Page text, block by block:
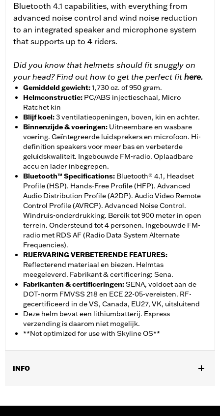
Bluetooth 4.1 capabilities, with everything from
advanced noise control and wind noise reduction
to an integrated speaker and microphone system
that supports up to 4 riders.
Did you know that helmets should fit snuggly on
your head? Find out how to get the perfect fit here.
Gemiddeld gewicht:1,730 oz. of 950 gram.
Helmconstructie: PC/ABS injectieschaal, Micro
Ratchet kin
Blijf koel:3 ventilatieopeningen, boven, kin en achter.
Binnenzijde & voeringen: Uitneembare en wasbare
voering. Geïntegreerde luidsprekers en microfoon. Hi-
definition speakers voor meer bas en verbeterde
geluidskwaliteit. Ingebouwde FM-radio. Oplaadbare
accu en lader inbegrepen.
Bluetooth™ Specifications: Bluetooth® 4.1, Headset
Profile (HSP). Hands-Free Profile (HFP). Advanced
Audio Distribution Profile (A2DP). Audio Video Remote
Control Profile (AVRCP). Advanced Noise Control.
Windruis-onderdrukking. Bereik tot 900 meter in open
terrein. Ondersteund tot 4 personen. Ingebouwde FM-
radio met RDS AF (Radio Data System Alternate
Frequencies).
RIJERVARING VERBETERENDE FEATURES:
Reflecterend materiaal en biezen. Helmtas
meegeleverd. Fabrikant & certificering: Sena.
Fabrikanten & certificeringen:SENA, voldoet aan de
DOT-norm FMVSS 218 en ECE 22-05-vereisten. RF-
gecertificeerd in de VS, Canada, EU27, VK, uitsluitend
Deze helm bevat een lithiumbatterij. Express
verzending is daarom niet mogelijk.
**Not optimized for use with Skyline OS**
INFO
Functionele features:Geventileerd,Inclusief oplaadbare